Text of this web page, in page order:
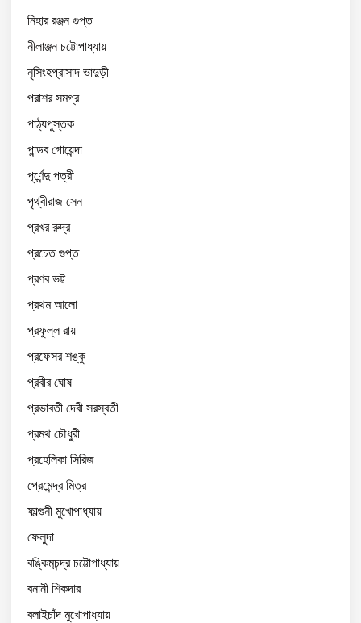
নিহার রঞ্জন গুপ্ত
নীলাঞ্জন চট্টোপাধ্যায়
নৃসিংহপ্রাসাদ ভাদুড়ী
পরাশর সমগ্র
পাঠ্যপুস্তক
পান্ডব গোয়েন্দা
পূর্ণেন্দু পত্রী
পৃথ্বীরাজ সেন
প্রখর রুদ্র
প্রচেত গুপ্ত
প্রণব ভট্ট
প্রথম আলো
প্রফুল্ল রায়
প্রফেসর শঙ্কু
প্রবীর ঘোষ
প্রভাবতী দেবী সরস্বতী
প্রমথ চৌধুরী
প্রহেলিকা সিরিজ
প্রেমেন্দ্র মিত্র
ফাল্গুনী মুখোপাধ্যায়
ফেলুদা
বঙ্কিমচন্দ্র চট্টোপাধ্যায়
বনানী শিকদার
বলাইচাঁদ মুখোপাধ্যায়